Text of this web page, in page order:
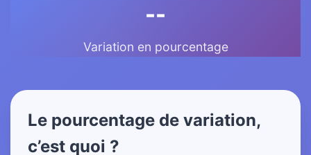
--
Variation en pourcentage
Le pourcentage de variation,
c’est quoi ?